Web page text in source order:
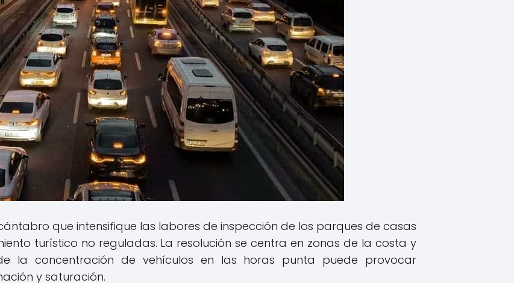
que intensifique las labores de inspección de los parques de casas
turístico no reguladas. La resolución se centra en zonas de la costa y
la concentración de vehículos en las horas punta puede provocar
y saturación.